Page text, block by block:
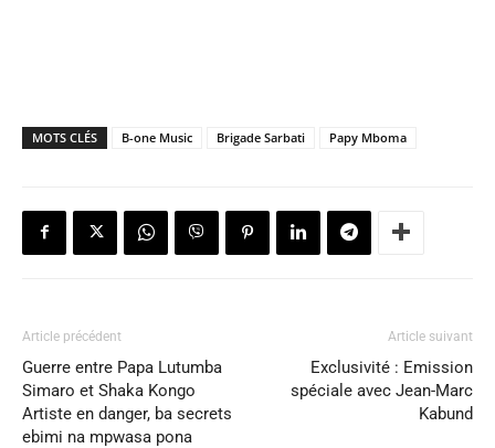
MOTS CLÉS B-one Music Brigade Sarbati Papy Mboma
Article précédent
Guerre entre Papa Lutumba
Simaro et Shaka Kongo
Artiste en danger, ba secrets
ebimi na mpwasa pona
Article suivant
Exclusivité : Emission
spéciale avec Jean-Marc
Kabund